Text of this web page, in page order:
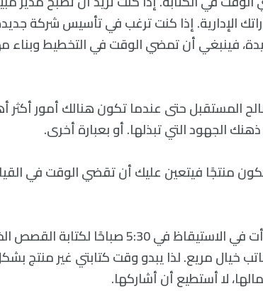
الإدارية. إذا كنت ترغب في تأسيس شركة
فينبغي أن تمضي الوقت في التخطيط وبناء
المستقبل حتى عندما تكون هنالك أمور أكثر
الجهود التي تبذلها. أو بعبارة أخرى.
منتجًا فيتعين عليك أن تقضي الوقت في
أريد توسيع قدراتي على الكتابة، لذلك بدأت في الاستيقاظ في 5:30 صباحًا
خيال مريع. لذا يبدو وقت كتابتي غير منتج
لا أستطيع أن أشاركها.